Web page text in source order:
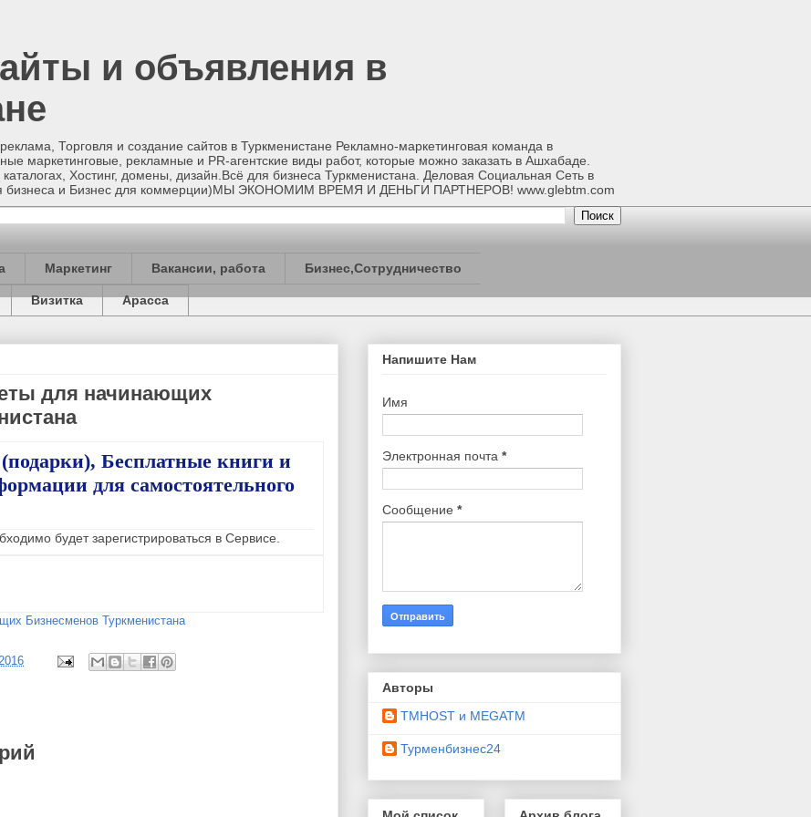
и объявления в
Торговля и создание сайтов в Туркменистане Рекламно-маркетинговая команда в
маркетинговые, рекламные и PR-агентские виды работ, которые можно заказать в Ашхабаде.
каталогах, Хостинг, домены, дизайн.Всё для бизнеса Туркменистана. Деловая Социальная Сеть в
бизнеса и Бизнес для коммерции)МЫ ЭКОНОМИМ ВРЕМЯ И ДЕНЬГИ ПАРТНЕРОВ! www.glebtm.com
Маркетинг Вакансии, работа Бизнес,Сотрудничество
Визитка Арасса
для начинающих
Бесплатные книги и
для самостоятельного
будет зарегистрироваться в Сервисе.
Бизнесменов Туркменистана
Напишите Нам
Имя
Электронная почта *
Сообщение *
Авторы
TMHOST и MEGATM
Турменбизнес24